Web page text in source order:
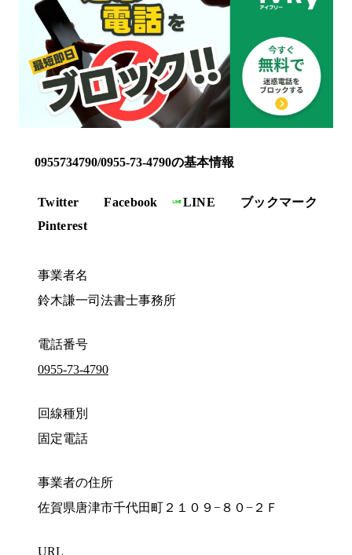
0955734790/0955-73-4790の基本情報
Twitter Facebook LINE
ブックマーク
Pinterest
事業者名
鈴木謙一司法書士事務所
電話番号
0955-73-4790
回線種別
固定電話
事業者の住所
佐賀県唐津市千代田町２１０９−８０−２Ｆ
URL